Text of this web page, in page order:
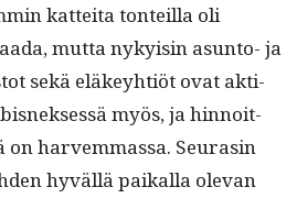
kat­tei­ta ton­teil­la oli
mut­ta nyky­isin asun­to- ja
sekä eläkey­htiöt ovat akti­
myös, ja hin­noit­
harvem­mas­sa. Seurasin
hyväl­lä paikalla ole­van